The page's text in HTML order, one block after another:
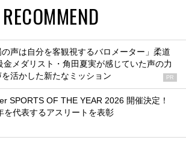
RECOMMEND
の声は自分を客観視するバロメーター」柔道
金メダリスト・角田夏実が感じていた声の力
を活かした新たなミッション
PR
SPORTS OF THE YEAR 2026 開催決定！
を代表するアスリートを表彰